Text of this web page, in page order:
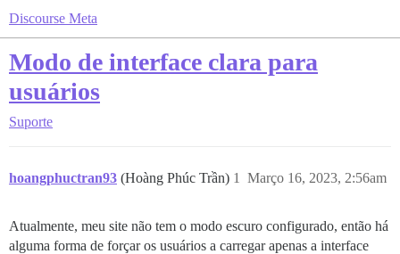
Discourse Meta
Modo de interface clara para
usuários
Suporte
hoangphuctran93 (Hoàng Phúc Trần) Março 16, 2023, 2:56am
1
Atualmente, meu site não tem o modo escuro configurado, então há
alguma forma de forçar os usuários a carregar apenas a interface